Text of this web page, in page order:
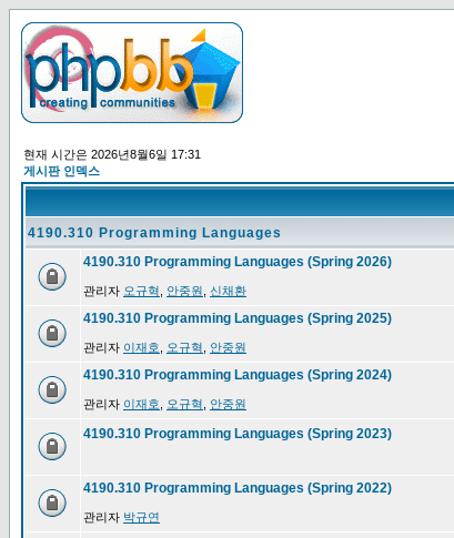
현재 시간은 2026년8월6일 17:31
게시판 인덱스
4190.310 Programming Languages
4190.310 Programming Languages (Spring 2026)
관리자 오규혁 안중원 신채환
4190.310 Programming Languages (Spring 2025)
관리자 이재호 오규혁 안중원
4190.310 Programming Languages (Spring 2024)
관리자 이재호 오규혁 안중원
4190.310 Programming Languages (Spring 2023)
4190.310 Programming Languages (Spring 2022)
관리자 박규연